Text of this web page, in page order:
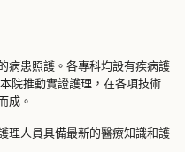
病患照護。各專科均設有疾病護
院推動實證護理，在各項技術
成。
理人員具備最新的醫療知識和護